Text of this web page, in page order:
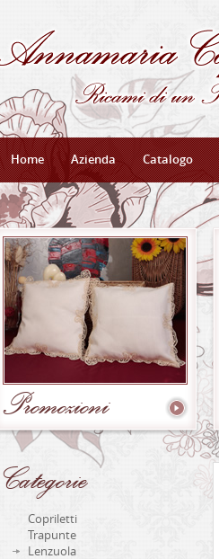
Home Azienda Catalogo
Promozioni
Categorie
Copriletti
Trapunte
Lenzuola